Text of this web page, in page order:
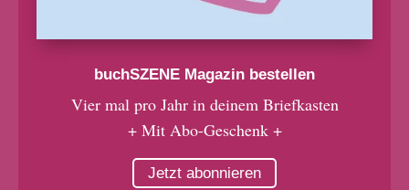
buchSZENE Magazin bestellen
Vier mal pro Jahr in deinem Briefkasten
+ Mit Abo-Geschenk +
Jetzt abonnieren